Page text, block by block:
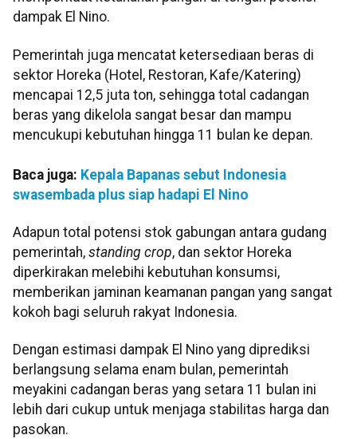
dampak El Nino.
Pemerintah juga mencatat ketersediaan beras di
sektor Horeka (Hotel, Restoran, Kafe/Katering)
mencapai 12,5 juta ton, sehingga total cadangan
beras yang dikelola sangat besar dan mampu
mencukupi kebutuhan hingga 11 bulan ke depan.
Baca juga: Kepala Bapanas sebut Indonesia
swasembada plus siap hadapi El Nino
Adapun total potensi stok gabungan antara gudang
pemerintah, standing crop, dan sektor Horeka
diperkirakan melebihi kebutuhan konsumsi,
memberikan jaminan keamanan pangan yang sangat
kokoh bagi seluruh rakyat Indonesia.
Dengan estimasi dampak El Nino yang diprediksi
berlangsung selama enam bulan, pemerintah
meyakini cadangan beras yang setara 11 bulan ini
lebih dari cukup untuk menjaga stabilitas harga dan
pasokan.